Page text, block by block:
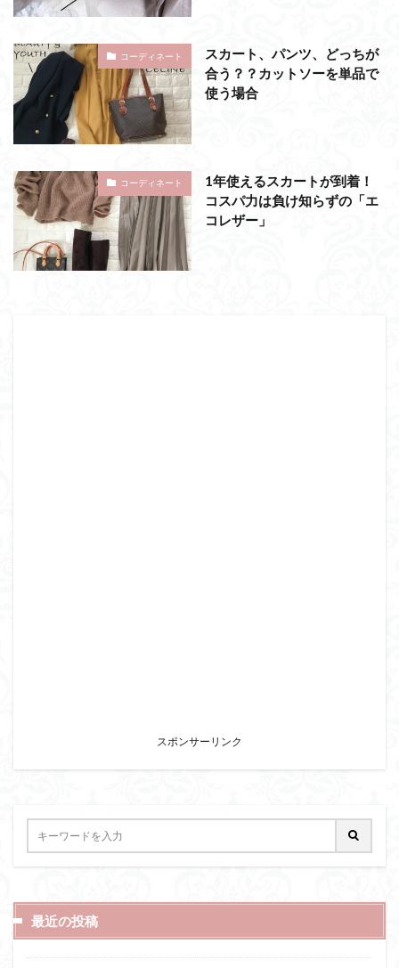
コーディネート
スカート、パンツ、どっちが
合う？？カットソーを単品で
使う場合
コーディネート
1年使えるスカートが到着！
コスパ力は負け知らずの「エ
コレザー」
スポンサーリンク
最近の投稿